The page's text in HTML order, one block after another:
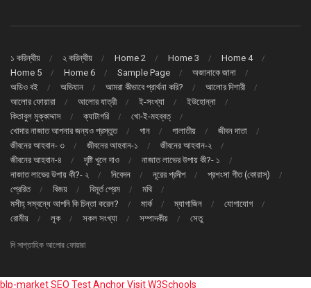
১ করিন্থীয় ২ করিন্থীয় Home 2 Home 3
Home 4
Home 5
Home 6 Sample Page
অজানাকে জানা
অডিও বই
অভিযান আমরা কীভাবে প্রার্থনা করি?
আলোর দিশারী
আলোর ফোয়ারা
আলোর যাত্রী ই-সংখ্যা
ইউহোন্না
কিতাবুল মুক্কাদ্দাস
ক্যাটাগরি
খো-ই-মহব্বত্
খোদার নাজাত আপনার জন্যও প্রস্তুত
গান গালাতীয়
জীবন দাতা
জীবনের আহবান- ৩
জীবনের আহবান-১
জীবনের আহবান-২
জীবনের আহবান-৪
দৃষ্টি খুলে দাও
নাজাত লাভের উপায় কী?- ১
নাজাত লাভের উপায় কী?- ২
নিবেদন নূরের প্রদীপ
প্রশংসা গীত (কোরাস্)
প্রেরিত
বিজয় বিমূর্ত প্রেম
মথি
মসীহ্ সম্বন্ধে আপনি কি চিন্তা করেন?
মার্ক ম্যাগাজিন
যোগাযোগ
রোমীয়
লূক সকল সংখ্যা সম্পাদকীয় সেতু
দি সাপ্তাহিক আলোর ফোয়ারা
blp-marketSEO Test AnchorVisit W3Schools